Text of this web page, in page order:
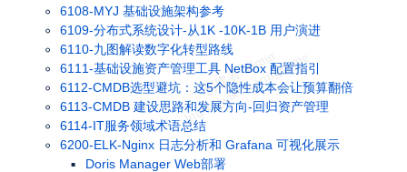
6108-MYJ 基础设施架构参考
6109-分布式系统设计-从1K -10K-1B 用户演进
6110-九图解读数字化转型路线
6111-基础设施资产管理工具 NetBox 配置指引
6112-CMDB选型避坑：这5个隐性成本会让预算翻倍
6113-CMDB 建设思路和发展方向-回归资产管理
6114-IT服务领域术语总结
6200-ELK-Nginx 日志分析和 Grafana 可视化展示
Doris Manager Web部署